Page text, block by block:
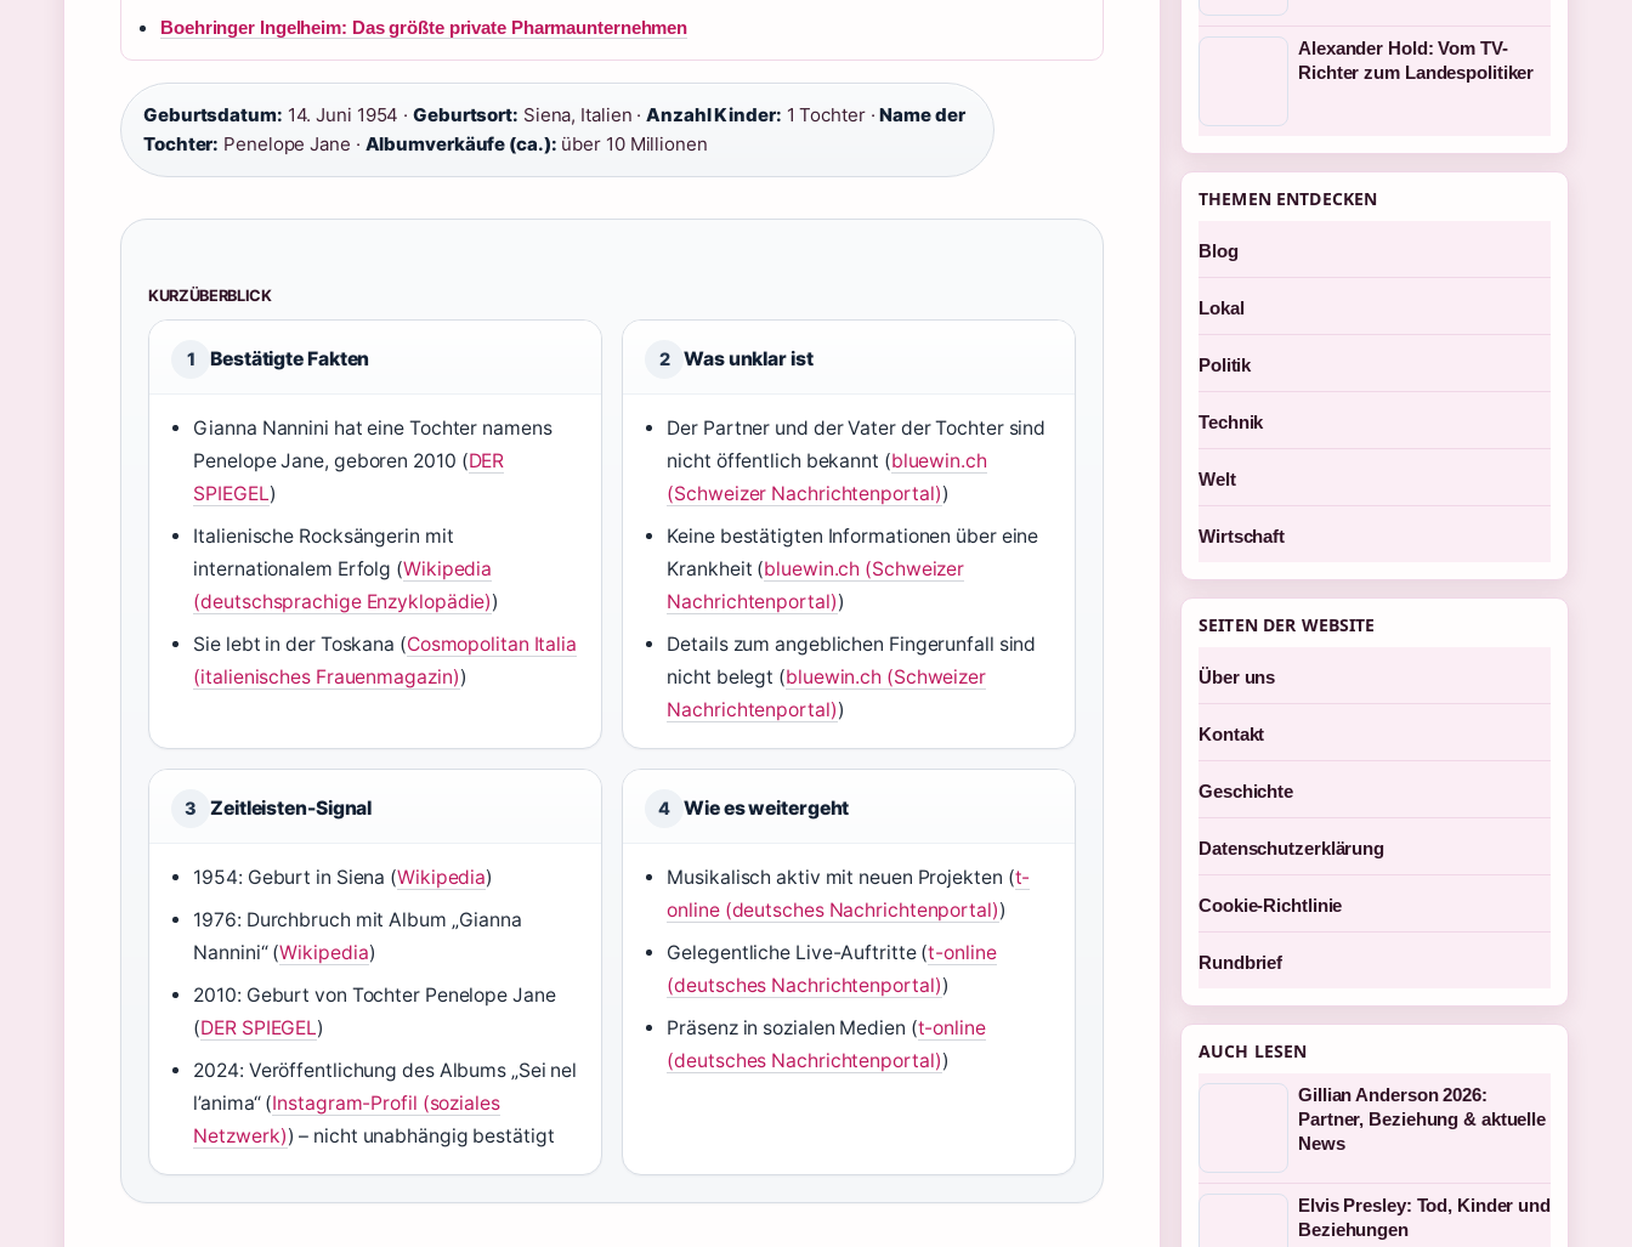
Boehringer Ingelheim: Das größte private Pharmaunternehmen
Geburtsdatum: 14. Juni 1954 ·Geburtsort: Siena, Italien ·Anzahl Kinder: 1 Tochter ·Name der
Tochter: Penelope Jane · Albumverkäufe (ca.): über 10 Millionen
KURZÜBERBLICK
1 Bestätigte Fakten
Gianna Nannini hat eine Tochter namens
Penelope Jane, geboren 2010 (DER
SPIEGEL)
Italienische Rocksängerin mit
internationalem Erfolg (Wikipedia
(deutschsprachige Enzyklopädie))
Sie lebt in der Toskana (Cosmopolitan Italia
(italienisches Frauenmagazin))
2 Was unklar ist
Der Partner und der Vater der Tochter sind
nicht öffentlich bekannt (bluewin.ch
(Schweizer Nachrichtenportal))
Keine bestätigten Informationen über eine
Krankheit (bluewin.ch (Schweizer
Nachrichtenportal))
Details zum angeblichen Fingerunfall sind
nicht belegt (bluewin.ch (Schweizer
Nachrichtenportal))
3 Zeitleisten-Signal
1954: Geburt in Siena (Wikipedia)
1976: Durchbruch mit Album „Gianna
Nannini“ (Wikipedia)
2010: Geburt von Tochter Penelope Jane
(DER SPIEGEL)
2024: Veröffentlichung des Albums „Sei nel
l’anima“ (Instagram-Profil (soziales
Netzwerk)) – nicht unabhängig bestätigt
4 Wie es weitergeht
Musikalisch aktiv mit neuen Projekten (t-
online (deutsches Nachrichtenportal))
Gelegentliche Live-Auftritte (t-online
(deutsches Nachrichtenportal))
Präsenz in sozialen Medien (t-online
(deutsches Nachrichtenportal))
Alexander Hold: Vom TV-
Richter zum Landespolitiker
THEMEN ENTDECKEN
Blog
Lokal
Politik
Technik
Welt
Wirtschaft
SEITEN DER WEBSITE
Über uns
Kontakt
Geschichte
Datenschutzerklärung
Cookie-Richtlinie
Rundbrief
AUCH LESEN
Gillian Anderson 2026:
Partner, Beziehung & aktuelle
News
Elvis Presley: Tod, Kinder und
Beziehungen